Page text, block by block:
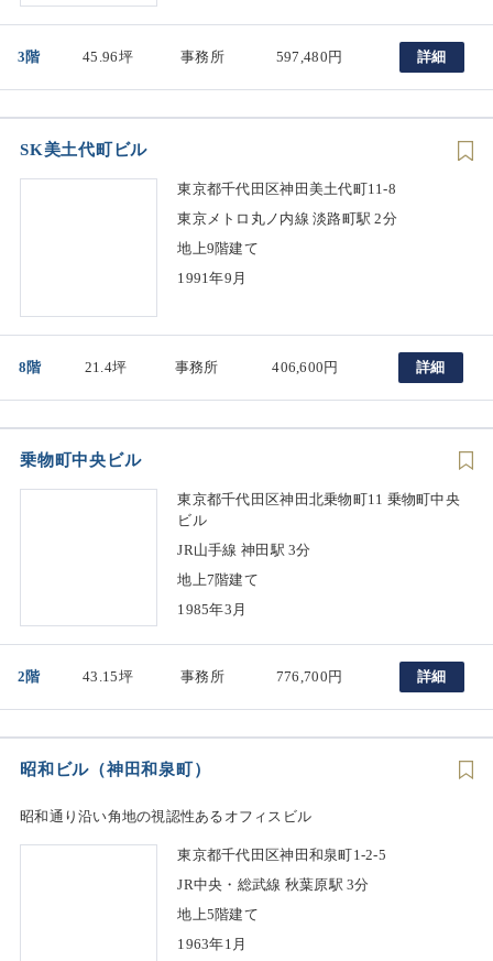
3階 45.96坪 事務所 597,480円 詳細
SK美土代町ビル
東京都千代田区神田美土代町11-8
東京メトロ丸ノ内線 淡路町駅 2分
地上9階建て
1991年9月
8階 21.4坪 事務所 406,600円 詳細
乗物町中央ビル
東京都千代田区神田北乗物町11 乗物町中央
ビル
JR山手線 神田駅 3分
地上7階建て
1985年3月
2階 43.15坪 事務所 776,700円 詳細
昭和ビル（神田和泉町）
昭和通り沿い角地の視認性あるオフィスビル
東京都千代田区神田和泉町1-2-5
JR中央・総武線 秋葉原駅 3分
地上5階建て
1963年1月